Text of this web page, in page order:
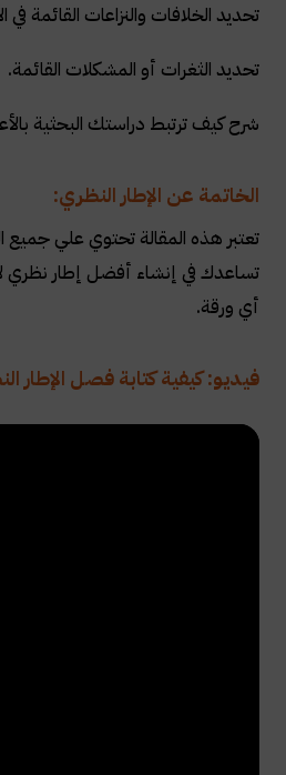
تحديد الخلافات والنزاعات القائمة في
تحديد الثغرات أو المشكلات القائمة.
شرح كيف ترتبط دراستك البحثية
الخاتمة عن الإطار النظري:
تعتبر هذه المقالة تحتوي علي جميع
تساعدك في إنشاء أفضل إطار
أي ورقة.
فيديو: كيفية كتابة فصل الإطار